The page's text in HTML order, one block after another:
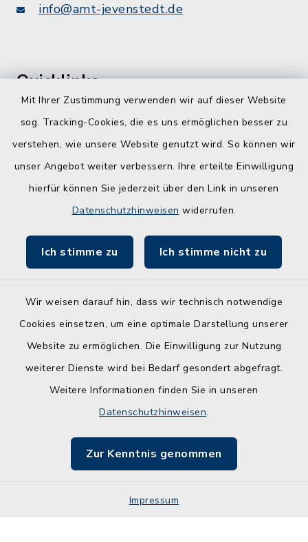
Mit Ihrer Zustimmung verwenden wir auf dieser Website
sog. Tracking-Cookies, die es uns ermöglichen besser zu
verstehen, wie unsere Website genutzt wird. So können wir
unser Angebot weiter verbessern. Ihre erteilte Einwilligung
hierfür können Sie jederzeit über den Link in unseren
Datenschutzhinweisen widerrufen.
Ich stimme zu Ich stimme nicht zu
Wir weisen darauf hin, dass wir technisch notwendige
Cookies einsetzen, um eine optimale Darstellung unserer
Website zu ermöglichen. Die Einwilligung zur Nutzung
weiterer Dienste wird bei Bedarf gesondert abgefragt.
Weitere Informationen finden Sie in unseren
Datenschutzhinweisen.
Zur Kenntnis genommen
Impressum
info@amt-jevenstedt.de
Quicklinks
Schule am Ochsenweg
ZBmSH
Entwicklungsagentur für den Lebens- und
Kontakt
Leichte Sprache
Impressum
Sitemap